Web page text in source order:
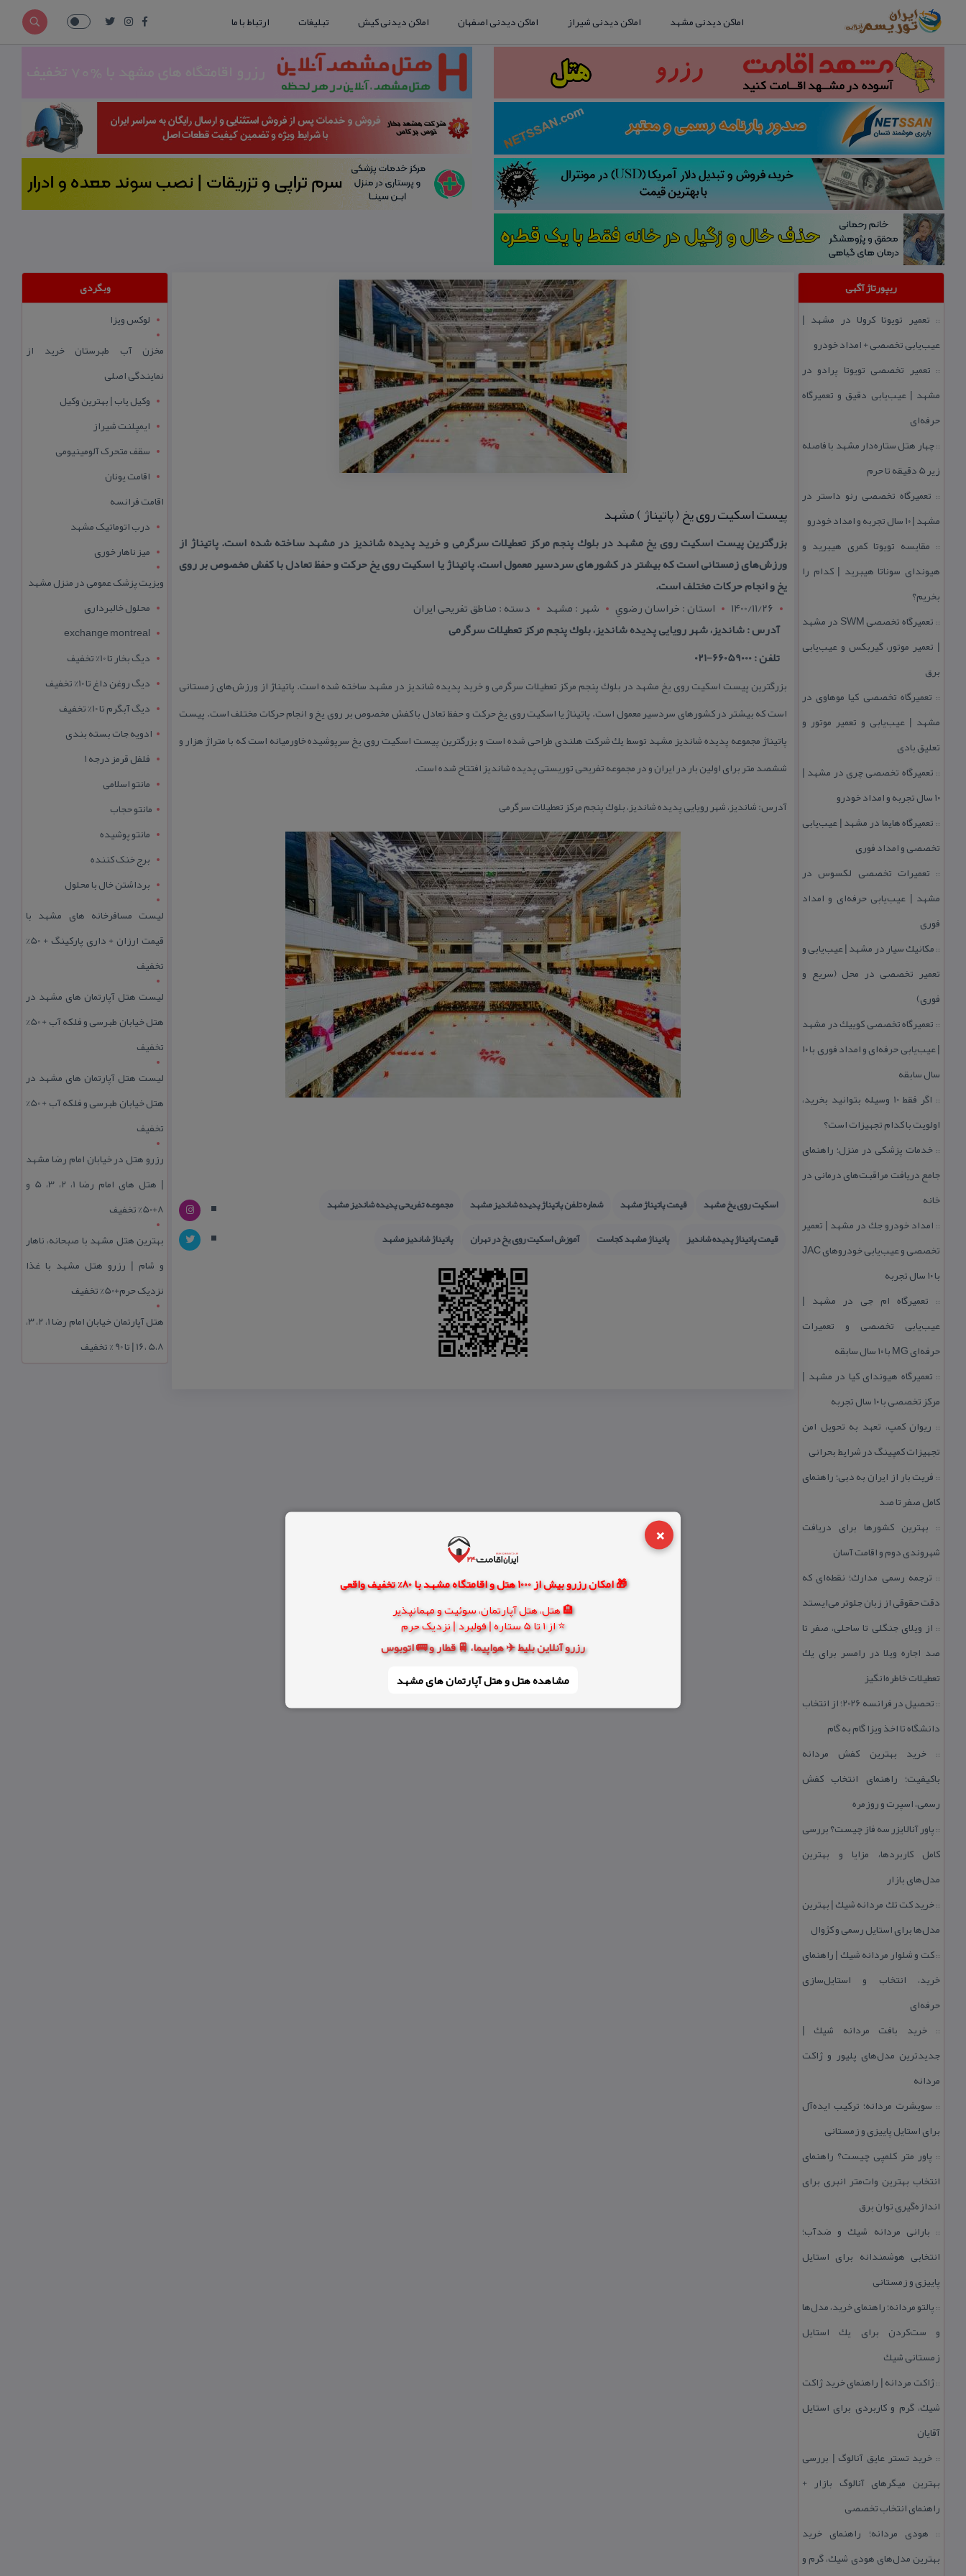
×
🎁 امکان رزرو بیش از 1000 هتل و اقامتگاه مشهد با 80% تخفیف واقعی
🏨 هتل، هتل آپارتمان، سوئیت و مهمانپذیر
⭐ از 1 تا 5 ستاره | فولبرد | نزدیک حرم
رزرو آنلاین بلیط ✈️ هواپیما، 🚆 قطار و 🚌 اتوبوس
مشاهده هتل و هتل‌ آپارتمان های مشهد
اماکن دیدنی مشهد اماکن دیدنی شیراز اماکن دیدنی اصفهان اماکن دیدنی کیش تبلیغات ارتباط با ما
ریپورتاژ آگهی
:: تعمیر تویوتا كرولا در مشهد |
عیب‌یابی تخصصی + امداد خودرو
:: تعمیر تخصصی تویوتا پرادو در
مشهد | عیب‌یابی دقیق و تعمیرگاه
حرفه‌ای
::چهار هتل‌ ستاره‌دار مشهد با فاصله
زیر 5 دقیقه تا حرم
:: تعمیرگاه تخصصی رنو داستر در
مشهد | ۱۰ سال تجربه و امداد خودرو
:: مقایسه تویوتا كمری هیبرید و
هیوندای سوناتا هیبرید | كدام را
بخریم؟
::
تعمیرگاه تخصصی SWM در مشهد
| تعمیر موتور، گیربكس و عیب‌یابی
برق
:: تعمیرگاه تخصصی كیا موهاوی در
مشهد | عیب‌یابی و تعمیر موتور و
تعلیق بادی
:: تعمیرگاه تخصصی چری در مشهد |
۱۰ سال تجربه و امداد خودرو
:: تعمیرگاه هایما در مشهد | عیب‌یابی
تخصصی و امداد فوری
:: تعمیرات تخصصی لكسوس در
مشهد | عیب‌یابی حرفه‌ای و امداد
فوری
:: مكانیك سیار در مشهد | عیب‌یابی و
تعمیر تخصصی در محل (سریع و
فوری)
:: تعمیرگاه تخصصی كوییك در مشهد
| عیب‌یابی حرفه‌ای و امداد فوری با ۱۰
سال سابقه
::
اگر فقط 10 وسیله بتوانید بخرید،
اولویت با كدام تجهیزات است؟
:: خدمات پزشكی در منزل؛ راهنمای
جامع دریافت مراقبت‌های درمانی در
خانه
:: امداد خودرو جك در مشهد | تعمیر
تخصصی و عیب‌یابی خودروهای JAC
با ۱۰ سال تجربه
:: تعمیرگاه ام جی در مشهد |
عیب‌یابی تخصصی و تعمیرات
حرفه‌ای MG با ۱۰ سال سابقه
:: تعمیرگاه هیوندای كیا در مشهد |
مركز تخصصی با ۱۰ سال تجربه
:: ریوان كمپ، تعهد به تحویل امن
تجهیزات كمپینگ در شرایط بحرانی
:: فریت بار از ایران به دبی؛ راهنمای
كامل صفر تا صد
:: بهترین كشورها برای دریافت
شهروندی دوم و اقامت آسان
:: ترجمه رسمی مدارك؛ نقطه‌ای كه
دقت حقوقی از زبان جلوتر می‌ایستد
:: از ویلای جنگلی تا ساحلی، صفر تا
صد اجاره ویلا در رامسر برای یك
تعطیلات خاطره‌انگیز
::
تحصیل در فرانسه 2026؛ از انتخاب
دانشگاه تا اخذ ویزا گام به گام
::خرید بهترین كفش مردانه
باكیفیت؛ راهنمای انتخاب كفش
رسمی، اسپرت و روزمره
:: پاور آنالایزر سه فاز چیست؟ بررسی
كامل كاربردها، مزایا و بهترین
مدل‌های بازار
::خرید كت تك مردانه شیك | بهترین
مدل‌ها برای استایل رسمی و كژوال
::كت و شلوار مردانه شیك | راهنمای
خرید، انتخاب و استایل‌سازی
حرفه‌ای
::خرید بافت مردانه شیك |
جدیدترین مدل‌های پلیور و ژاكت
مردانه
:: سویشرت مردانه؛ تركیب ایده‌آل
برای استایل پاییزی و زمستانی
:: پاور متر كلمپی چیست؟ راهنمای
انتخاب بهترین وات‌متر انبری برای
اندازه‌گیری توان برق
:: بارانی مردانه شیك و ضدآب؛
انتخابی هوشمندانه برای استایل
پاییزی و زمستانی
:: پالتو مردانه؛ راهنمای خرید، مدل‌ها
و ست‌كردن برای یك استایل
زمستانی شیك
::ژاكت مردانه | راهنمای خرید ژاكت
شیك، گرم و كاربردی برای استایل
آقایان
:: خرید تستر عایق آنالوگ | بررسی
بهترین میگرهای آنالوگ بازار +
راهنمای انتخاب تخصصی
:: هودی مردانه؛ راهنمای خرید
بهترین مدل‌های هودی شیك، گرم و
پیست اسكیت روی یخ ( پاتیناژ ) مشهد
بزرگترین پیست اسكیت روی یخ مشهد در بلوك پنجم مركز تعطیلات سرگرمی و خرید پدیده شاندیز در مشهد ساخته شده است. پاتیناژ از
ورزش‌های زمستانی است كه بیشتر در كشورهای سردسیر معمول است. پاتیناژ یا اسكیت روی یخ حركت و حفظ تعادل با كفش مخصوص بر روی
یخ و انجام حركات مختلف است.
1400/11/26
استان : خراسان رضوي شهر : مشهد
دسته : مناطق تفریحی ایران
آدرس : شاندیز، شهر رویایی پدیده شاندیز، بلوك پنجم مركز تعطیلات سرگرمی
تلفن : 66059000-021
بزرگترین پیست اسكیت روی یخ مشهد در بلوك پنجم مركز تعطیلات سرگرمی و خرید پدیده شاندیز در مشهد ساخته شده است. پاتیناژ از ورزش‌های زمستانی
است كه بیشتر در كشورهای سردسیر معمول است. پاتیناژ یا اسكیت روی یخ حركت و حفظ تعادل با كفش مخصوص بر روی یخ و انجام حركات مختلف است. پیست
پاتیناژ مجموعه پدیده شاندیز مشهد توسط یك شركت هلندی طراحی شده است و بزرگترین پیست اسكیت روی یخ سرپوشیده خاورمیانه است كه با متراژ هزار و
ششصد متر برای اولین بار در ایران و در مجموعه تفریحی توریستی پدیده شاندیز افتتاح شده است.
آدرس: شاندیز، شهر رویایی پدیده شاندیز، بلوك پنجم مركز تعطیلات سرگرمی
اسكیت روی یخ مشهد قیمت پاتیناژ مشهد شماره تلفن پاتیناژ پدیده شاندیز مشهد
مجموعه تفریحی پدیده شاندیز مشهد
قیمت پاتیناژ پدیده شاندیز
پاتیناژ مشهد كجاست آموزش اسكیت روی یخ در تهران پاتیناژ شاندیز مشهد
وبگردی
لوکس ویزا
مخزن آب طبرستان خرید از
نمایندگی اصلی
وکیل یاب | بهترین وکیل
ایمپلنت شیراز
سقف متحرک آلومینیومی
اقامت یونان
اقامت فرانسه
درب اتوماتیک مشهد
میز ناهار خوری
ویزیت پزشک عمومی در منزل مشهد
محلول خالبرداری
exchange montreal
دیگ بخار تا 10% تخفیف
دیگ روغن داغ تا 10% تخفیف
دیگ آبگرم تا 10% تخفیف
ادویه جات بسته بندی
فلفل قرمز درجه 1
مانتو اسلامی
مانتو حجاب
مانتو پوشیده
برج خنک کننده
برداشتن خال با محلول
لیست مسافرخانه های مشهد با
قیمت ارزان + داری پارکینگ + 50%
تخفیف
لیست هتل آپارتمان های مشهد در
هتل خیابان طبرسی و فلکه آب + 50%
تخفیف
لیست هتل آپارتمان های مشهد در
هتل خیابان طبرسی و فلکه آب + 50%
تخفیف
رزرو هتل در خیابان امام رضا مشهد
| هتل‌ های امام رضا 1، 2، 3، 5 و
8+50% تخفیف
بهترین هتل مشهد با صبحانه، ناهار
و شام | رزرو هتل مشهد با غذا
نزدیک حرم+50% تخفیف
هتل آپارتمان خیابان امام رضا 1، 2، 3،
5،8 ،16 | تا 90 % تخفیف